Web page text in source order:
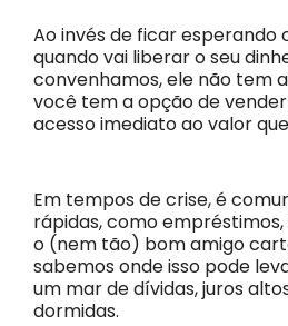
Ao invés de ficar esperando
quando vai liberar o seu
convenhamos, ele não tem
você tem a opção de vender
acesso imediato ao valor
Em tempos de crise, é
rápidas, como
o (nem tão) bom amigo
sabemos onde isso pode
um mar de dívidas, juros
dormidas.